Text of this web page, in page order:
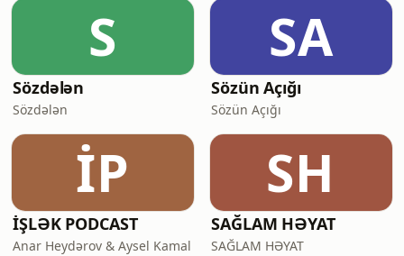
S
Sözdələn
Sözdələn
SA
Sözün Açığı
Sözün Açığı
İP
İŞLƏK PODCAST
Anar Heydərov & Aysel Kamal
SH
SAĞLAM HƏYAT
SAĞLAM HƏYAT